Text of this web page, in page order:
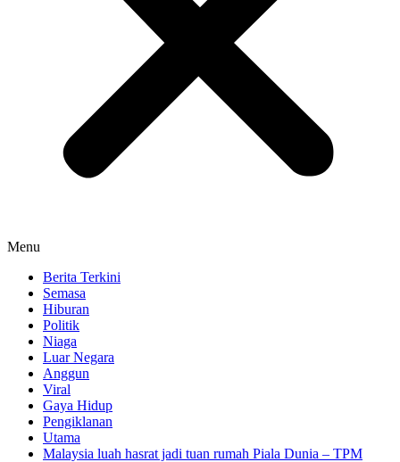
Menu
Berita Terkini
Semasa
Hiburan
Politik
Niaga
Luar Negara
Anggun
Viral
Gaya Hidup
Pengiklanan
Utama
Malaysia luah hasrat jadi tuan rumah Piala Dunia – TPM